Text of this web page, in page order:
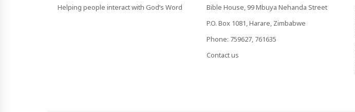
Helping people interact with God’s Word
Bible House, 99 Mbuya Nehanda Street
P.O. Box 1081, Harare, Zimbabwe
Phone: 759627, 761635
Contact us